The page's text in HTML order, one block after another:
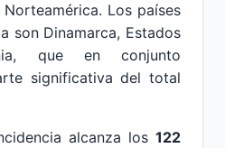
Los países
son Dinamarca, Estados
que en conjunto
significativa del total
alcanza los 122